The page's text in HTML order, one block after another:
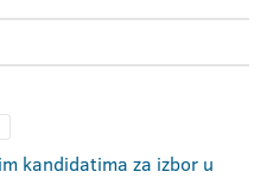
kandidatima za izbor u